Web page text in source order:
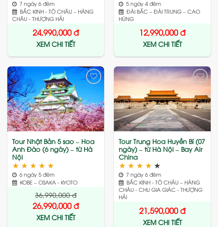
7 ngày 6 đêm
BẮC KINH - TÔ CHÂU – HÀNG
CHÂU - THƯỢNG HẢI
24,990,000đ
XEM CHI TIẾT
5 ngày 4 đêm
ĐÀI BẮC – ĐÀI TRUNG – CAO
HÙNG
12,990,000đ
XEM CHI TIẾT
wishlist
Tour Nhật Bản 5 sao – Hoa
Anh Đào (6 ngày) – từ Hà
Nội
★ ★ ★ ★ ★
6 ngày 5 đêm
KOBE – OSAKA - KYOTO
36,990,000đ
26,990,000đ
XEM CHI TIẾT
to
wishlist
Tour Trung Hoa Huyền Bí (07
ngày) – từ Hà Nội – Bay Air
China
★ ★ ★ ★ ★
7 ngày 6 đêm
BẮC KINH - TÔ CHÂU – HÀNG
CHÂU - CHU GIA GIÁC - THƯỢNG
HẢI
21,590,000đ
XEM CHI TIẾT